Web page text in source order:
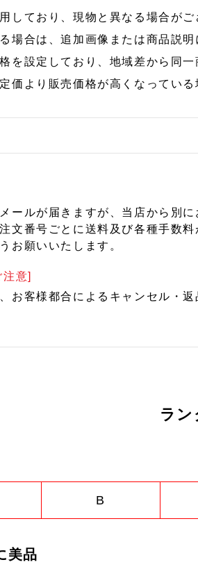
しており、現物と異なる場合がご
場合は、追加画像または商品説明
を設定しており、地域差から同
価より販売価格が高くなってい
ールが届きますが、当店から別
文番号ごとに送料及び各種手数
お願いいたします。
意]
お客様都合によるキャンセル・
ラン
B
美品